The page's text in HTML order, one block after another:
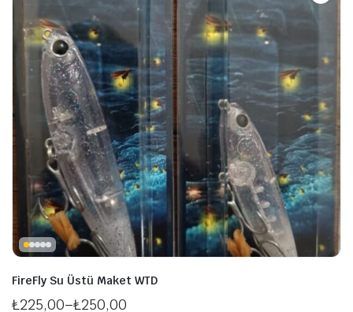
FireFly Su Üstü Maket WTD
₺225,00–₺250,00